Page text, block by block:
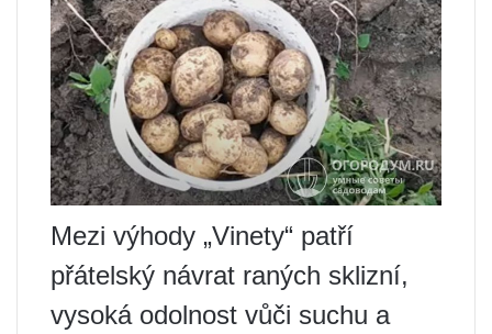
Mezi výhody „Vinety“ patří
přátelský návrat raných sklizní,
vysoká odolnost vůči suchu a